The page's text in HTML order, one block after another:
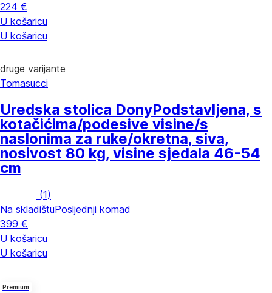
224 €
U košaricu
U košaricu
druge varijante
Tomasucci
Uredska stolica DonyPodstavljena, s
kotačićima/podesive visine/s
naslonima za ruke/okretna, siva,
nosivost 80 kg, visine sjedala 46-54
cm
(1)
Na skladištuPosljednji komad
399 €
U košaricu
U košaricu
Premium